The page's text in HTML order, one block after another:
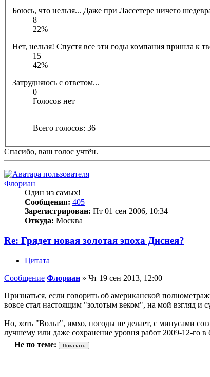
Боюсь, что нельзя... Даже при Лассетере ничего
8
22%
Нет, нельзя! Спустя все эти годы компания пришла к
15
42%
Затрудняюсь с ответом...
0
Голосов нет
Всего голосов: 36
Спасибо, ваш голос учтён.
Флориан
Один из самых!
Сообщения: 405
Зарегистрирован: Пт 01 сен 2006, 10:34
Откуда: Москва
Re: Грядет новая золотая эпоха Диснея?
Цитата
Сообщение Флориан » Чт 19 сен 2013, 12:00
Признаться, если говорить об американской
вовсе стал настоящим "золотым веком", на мой взгляд и
Но, хоть "Вольт", имхо, погоды не делает, с минусами
лучшему или даже сохранение уровня работ 2009-12-го в
Не по теме: